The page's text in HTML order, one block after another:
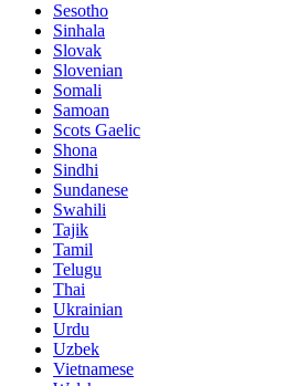
Sesotho
Sinhala
Slovak
Slovenian
Somali
Samoan
Scots Gaelic
Shona
Sindhi
Sundanese
Swahili
Tajik
Tamil
Telugu
Thai
Ukrainian
Urdu
Uzbek
Vietnamese